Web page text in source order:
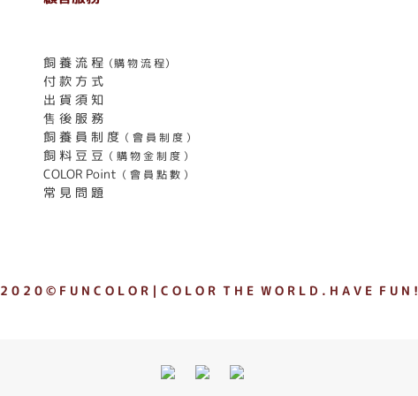
飼 養 流 程 （購 物 流 程）
付 款 方 式
出 貨 須 知
售 後 服 務
飼 養 員 制 度 （ 會 員 制 度 ）
飼 料 豆 豆 （ 購 物 金 制 度 ）
COLOR Point （ 會 員 點 數 ）
常 見 問 題
2 0 2 0 © F U N C O L O R｜C O L O R T H E W O R L D . H A V E F U N !